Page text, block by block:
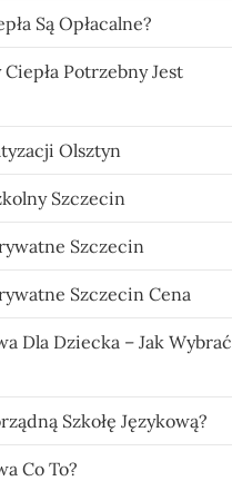
Są Opłacalne?
Potrzebny Jest
Olsztyn
Szczecin
Szczecin
Szczecin Cena
Dla Dziecka – Jak Wybrać
Szkołę Językową?
Co To?